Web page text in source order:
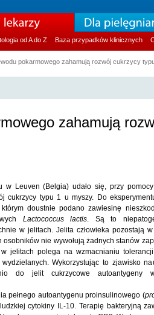
od A do Z Baza przypadków klinicznych
pokarmowego zahamują rozwój cukrzycy
zahamują
w Leuven (Belgia) udało się, przy pomocy
cukrzycy typu 1 u myszy. Do
doustnie podano zawiesinę
Lactococcus lactis. Są to
w jelitach.Jelita człowieka pozostają w
nie wywołują żadnych stanów
jelitach polega na wzmacnianiu
Wykorzystując to zjawisko
do jelit cukrzycowe autoantygeny
pełnego autoantygenu proinsulinowego (
cytokiny IL-10. Terapię bakteryjną